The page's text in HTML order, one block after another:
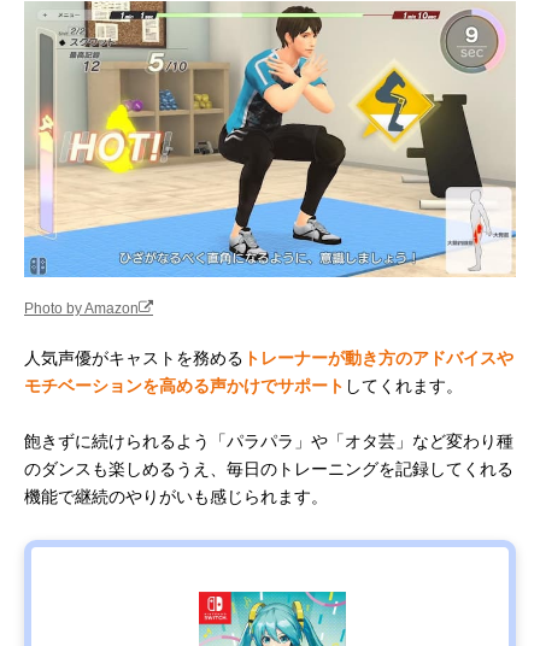
Photo by Amazon
人気声優がキャストを務める トレーナーが動き方のアドバイスや
モチベーションを高める声かけでサポート してくれます。
飽きずに続けられるよう「パラパラ」や「オタ芸」など変わり種
のダンスも楽しめるうえ、毎日のトレーニングを記録してくれる
機能で継続のやりがいも感じられます。